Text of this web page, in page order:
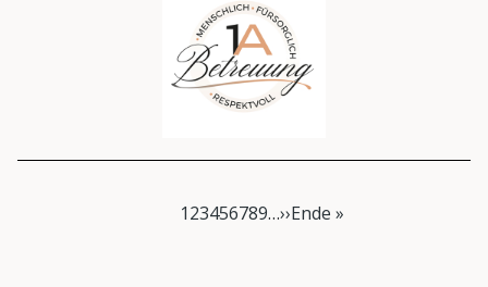
Current page
1Page
2Page
3Page
4Page
5Page
6Page
7Page
8Page
9…Next page
››Last page
Ende »